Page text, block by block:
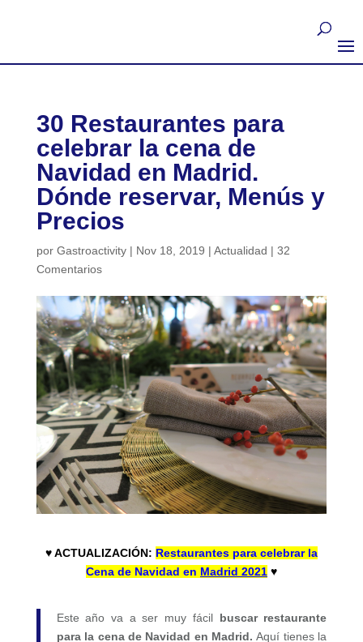
30 Restaurantes para
celebrar la cena de
Navidad en Madrid.
Dónde reservar, Menús y
Precios
por Gastroactivity| Nov 18, 2019 | Actualidad | 32
Comentarios
♥ ACTUALIZACIÓN: Restaurantes para celebrar la
Cena de Navidad en Madrid 2021 ♥
Este año va a ser muy fácil buscar restaurante
para la cena de Navidad en Madrid.Aquí tienes la